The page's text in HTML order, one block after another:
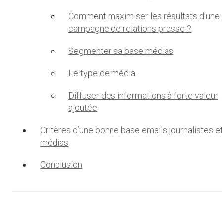
Comment maximiser les résultats d’une
campagne de relations presse ?
Segmenter sa base médias
Le type de média
Diffuser des informations à forte valeur
ajoutée
Critères d’une bonne base emails journalistes
médias
Conclusion